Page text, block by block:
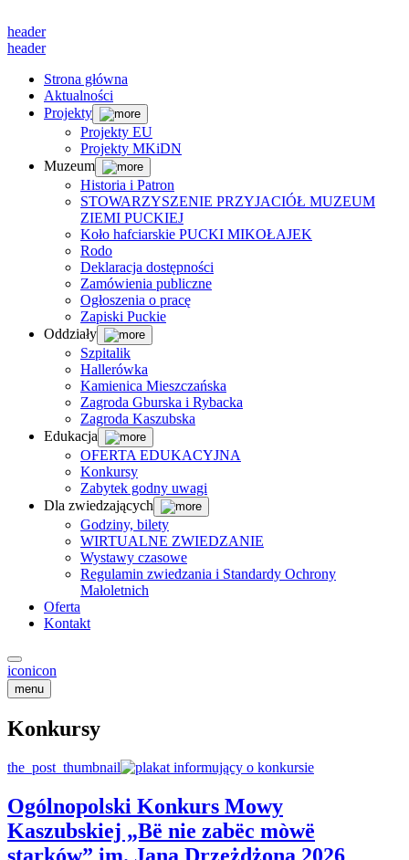
header
header
Strona główna
Aktualności
Projekty
Projekty EU
Projekty MKiDN
Muzeum
Historia i Patron
STOWARZYSZENIE PRZYJACIÓŁ MUZEUM
ZIEMI PUCKIEJ
Koło hafciarskie PUCKI MIKOŁAJEK
Rodo
Deklaracja dostępności
Zamówienia publiczne
Ogłoszenia o pracę
Zapiski Puckie
Oddziały
Szpitalik
Hallerówka
Kamienica Mieszczańska
Zagroda Gburska i Rybacka
Zagroda Kaszubska
Edukacja
OFERTA EDUKACYJNA
Konkursy
Zabytek godny uwagi
Dla zwiedzających
Godziny, bilety
WIRTUALNE ZWIEDZANIE
Wystawy czasowe
Regulamin zwiedzania i Standardy Ochrony
Małoletnich
Oferta
Kontakt
iconicon
menu
Konkursy
the_post_thumbnail
Ogólnopolski Konkurs Mowy
Kaszubskiej „Bë nie zabëc mòwë
starków” im. Jana Drzeżdżona 2026